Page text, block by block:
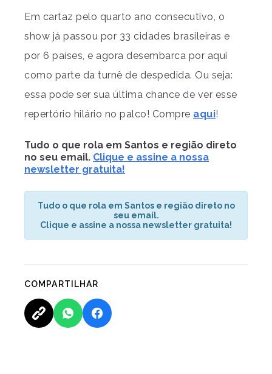
Em cartaz pelo quarto ano consecutivo, o
show já passou por 33 cidades brasileiras e
por 6 países, e agora desembarca por aqui
como parte da turnê de despedida. Ou seja:
essa pode ser sua última chance de ver esse
repertório hilário no palco! Compre aqui!
Tudo o que rola em Santos e região direto
no seu email. Clique e assine a nossa
newsletter gratuita!
Tudo o que rola em Santos e região direto no
seu email.
Clique e assine a nossa newsletter gratuita!
COMPARTILHAR